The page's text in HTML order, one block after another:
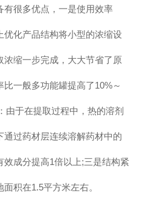
很多优点，一是使用效率
化产品结构将小型的浓缩设
浓缩一步完成，大大节省了原
一般多功能罐提高了10%～
由于在提取过程中，热的溶剂
过药材层连续溶解药材中的
成分提高1倍以上;三是结构紧
积在1.5平方米左右。